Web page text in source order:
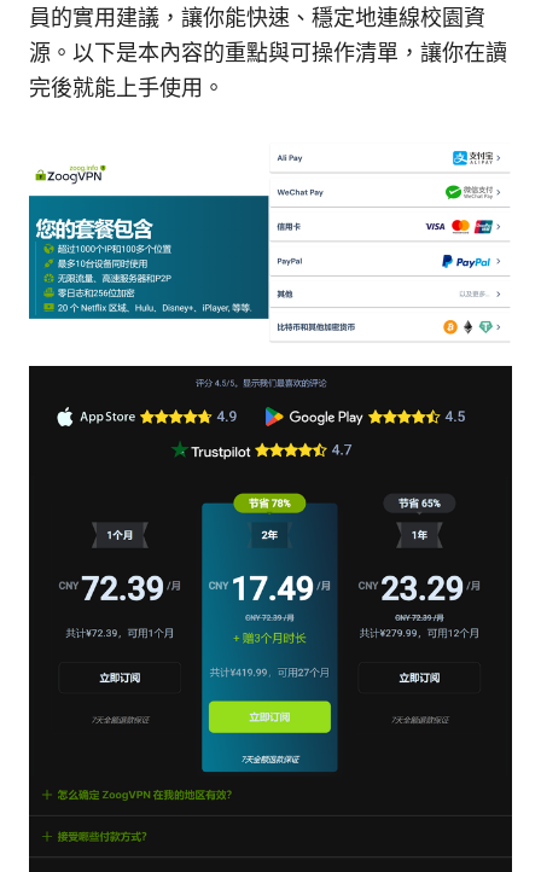
員的實用建議，讓你能快速、穩定地連線校園資
源。以下是本內容的重點與可操作清單，讓你在讀
完後就能上手使用。